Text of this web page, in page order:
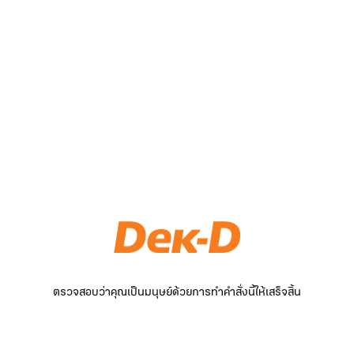
ตรวจสอบว่าคุณเป็นมนุษย์ด้วยการทำคำสั่งนี้ให้เสร็จสิ้น